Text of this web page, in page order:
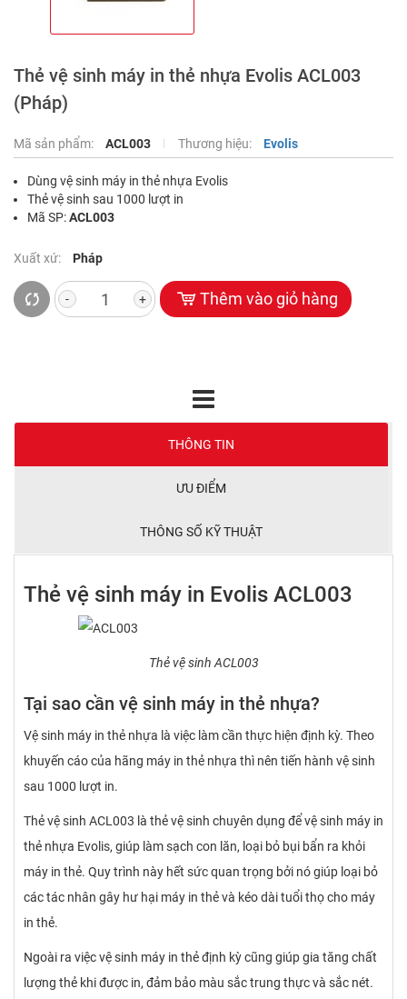
Thẻ vệ sinh máy in thẻ nhựa Evolis ACL003
(Pháp)
Mã sản phẩm: ACL003 Thương hiệu: Evolis
Dùng vệ sinh máy in thẻ nhựa Evolis
Thẻ vệ sinh sau 1000 lượt in
Mã SP:ACL003
Xuất xứ: Pháp
- + Thêm vào giỏ hàng
THÔNG TIN
ƯU ĐIỂM
THÔNG SỐ KỸ THUẬT
Thẻ vệ sinh máy in Evolis ACL003
Thẻ vệ sinh ACL003
Tại sao cần vệ sinh máy in thẻ nhựa?
Vệ sinh máy in thẻ nhựa là việc làm cần thực hiện định kỳ. Theo
khuyến cáo của hãng máy in thẻ nhựa thì nên tiến hành vệ sinh
sau 1000 lượt in.
Thẻ vệ sinh ACL003 là thẻ vệ sinh chuyên dụng để vệ sinh máy in
thẻ nhựa Evolis, giúp làm sạch con lăn, loại bỏ bụi bẩn ra khỏi
máy in thẻ. Quy trình này hết sức quan trọng bởi nó giúp loại bỏ
các tác nhân gây hư hại máy in thẻ và kéo dài tuổi thọ cho máy
in thẻ.
Ngoài ra việc vệ sinh máy in thẻ định kỳ cũng giúp gia tăng chất
lượng thẻ khi được in, đảm bảo màu sắc trung thực và sắc nét.